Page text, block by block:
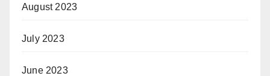
August 2023
July 2023
June 2023